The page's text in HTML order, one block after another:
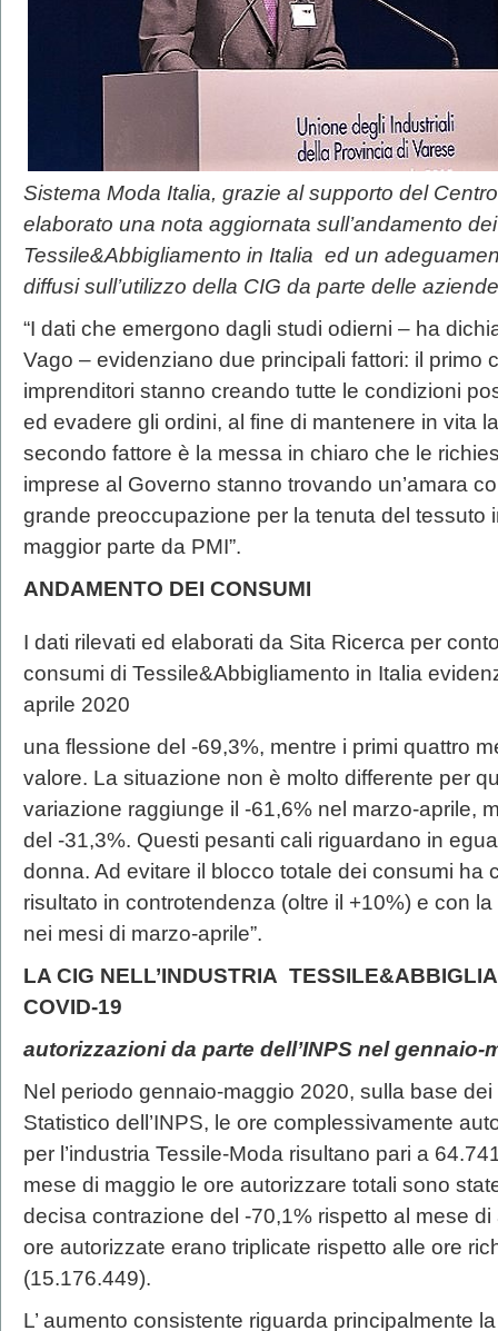
Sistema Moda Italia, grazie al supporto del
elaborato una nota aggiornata sull’andamento
Tessile&Abbigliamento in Italia ed un
diffusi sull’utilizzo della CIG da parte delle
“I dati che emergono dagli studi odierni – ha
Vago – evidenziano due principali fattori: il primo
imprenditori stanno creando tutte le condizioni
ed evadere gli ordini, al fine di mantenere in vita
secondo fattore è la messa in chiaro che le
imprese al Governo stanno trovando un’amara
grande preoccupazione per la tenuta del tessuto
maggior parte da PMI”.
ANDAMENTO DEI CONSUMI
I dati rilevati ed elaborati da Sita Ricerca per
consumi di Tessile&Abbigliamento in Italia
aprile 2020
una flessione del -69,3%, mentre i primi quattro
valore. La situazione non è molto differente per
variazione raggiunge il -61,6% nel marzo-aprile,
del -31,3%. Questi pesanti cali riguardano in
donna. Ad evitare il blocco totale dei consumi ha
risultato in controtendenza (oltre il +10%) e con
nei mesi di marzo-aprile”.
LA CIG NELL’INDUSTRIA
COVID-19
autorizzazioni da parte dell’INPS nel gennaio-
Nel periodo gennaio-maggio 2020, sulla base dei
Statistico dell’INPS, le ore complessivamente
per l’industria Tessile-Moda risultano pari a
mese di maggio le ore autorizzare totali sono
decisa contrazione del -70,1% rispetto al mese
ore autorizzate erano triplicate rispetto alle ore
(15.176.449).
L’ aumento consistente riguarda principalmente